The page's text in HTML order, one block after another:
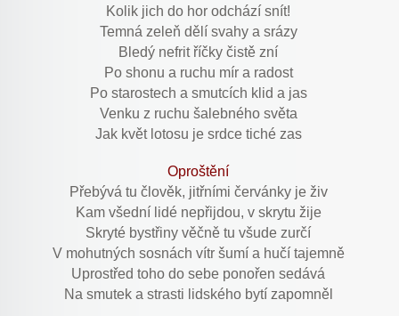
Kolik jich do hor odchází snít!
Temná zeleň dělí svahy a srázy
Bledý nefrit říčky čistě zní
Po shonu a ruchu mír a radost
Po starostech a smutcích klid a jas
Venku z ruchu šalebného světa
Jak květ lotosu je srdce tiché zas
Oproštění
Přebývá tu člověk, jitřními červánky je živ
Kam všední lidé nepřijdou, v skrytu žije
Skryté bystřiny věčně tu všude zurčí
V mohutných sosnách vítr šumí a hučí tajemně
Uprostřed toho do sebe ponořen sedává
Na smutek a strasti lidského bytí zapomněl